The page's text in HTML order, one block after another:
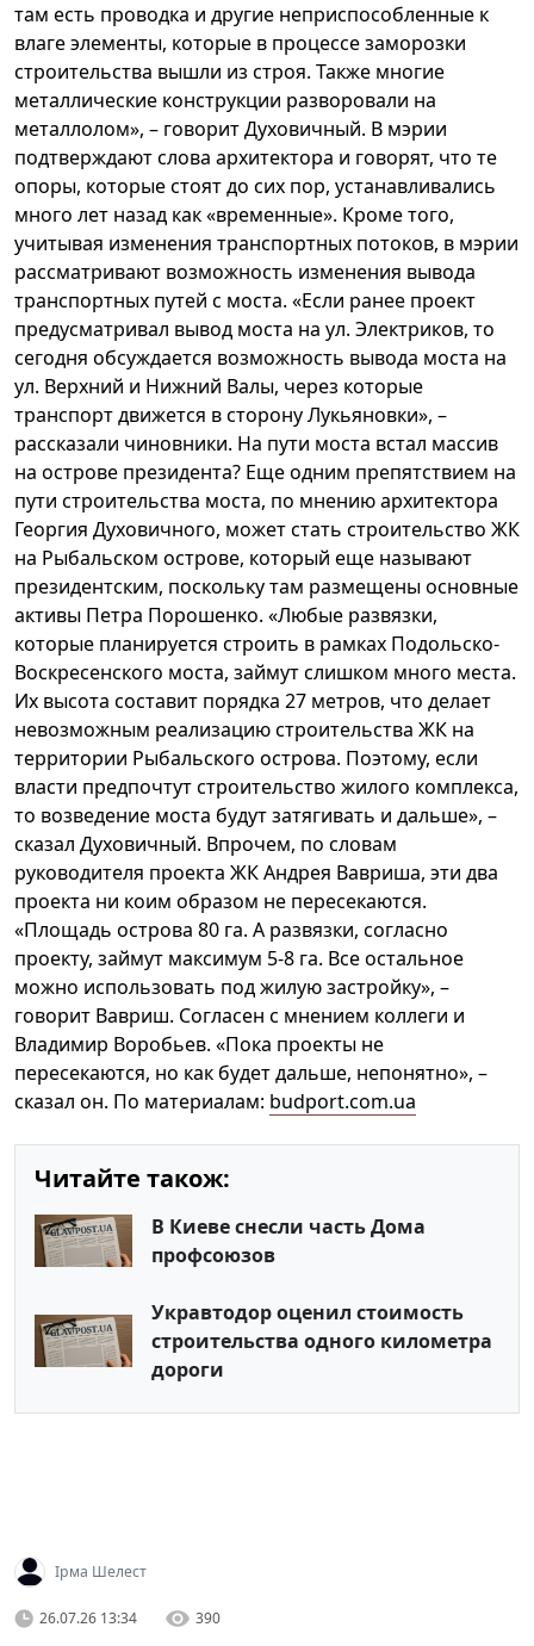
там есть проводка и другие неприспособленные к
влаге элементы, которые в процессе заморозки
строительства вышли из строя. Также многие
металлические конструкции разворовали на
металлолом», – говорит Духовичный. В мэрии
подтверждают слова архитектора и говорят, что те
опоры, которые стоят до сих пор, устанавливались
много лет назад как «временные». Кроме того,
учитывая изменения транспортных потоков, в мэрии
рассматривают возможность изменения вывода
транспортных путей с моста. «Если ранее проект
предусматривал вывод моста на ул. Электриков, то
сегодня обсуждается возможность вывода моста на
ул. Верхний и Нижний Валы, через которые
транспорт движется в сторону Лукьяновки», –
рассказали чиновники. На пути моста встал массив
на острове президента? Еще одним препятствием на
пути строительства моста, по мнению архитектора
Георгия Духовичного, может стать строительство ЖК
на Рыбальском острове, который еще называют
президентским, поскольку там размещены основные
активы Петра Порошенко. «Любые развязки,
которые планируется строить в рамках Подольско-
Воскресенского моста, займут слишком много места.
Их высота составит порядка 27 метров, что делает
невозможным реализацию строительства ЖК на
территории Рыбальского острова. Поэтому, если
власти предпочтут строительство жилого комплекса,
то возведение моста будут затягивать и дальше», –
сказал Духовичный. Впрочем, по словам
руководителя проекта ЖК Андрея Вавриша, эти два
проекта ни коим образом не пересекаются.
«Площадь острова 80 га. А развязки, согласно
проекту, займут максимум 5-8 га. Все остальное
можно использовать под жилую застройку», –
говорит Вавриш. Согласен с мнением коллеги и
Владимир Воробьев. «Пока проекты не
пересекаются, но как будет дальше, непонятно», –
сказал он. По материалам: budport.com.ua
Читайте також:
В Киеве снесли часть Дома
профсоюзов
Укравтодор оценил стоимость
строительства одного километра
дороги
Ірма Шелест
26.07.26 13:34 390